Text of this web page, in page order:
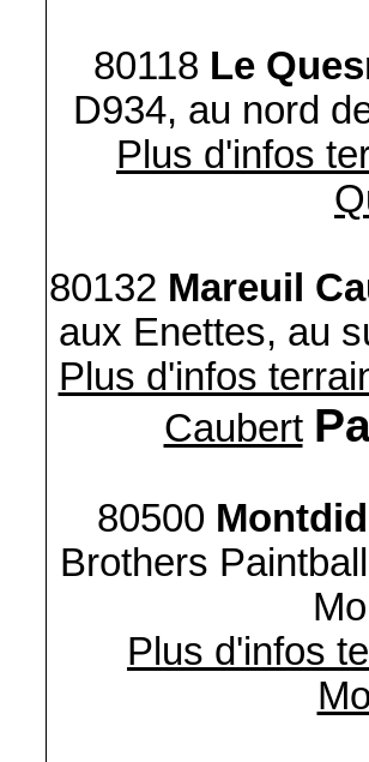
80118 Le
D934, au nord
Plus d'infos
80132 Mareuil
aux Enettes, au
Plus d'infos
Caubert
80500
Brothers
Plus d'infos